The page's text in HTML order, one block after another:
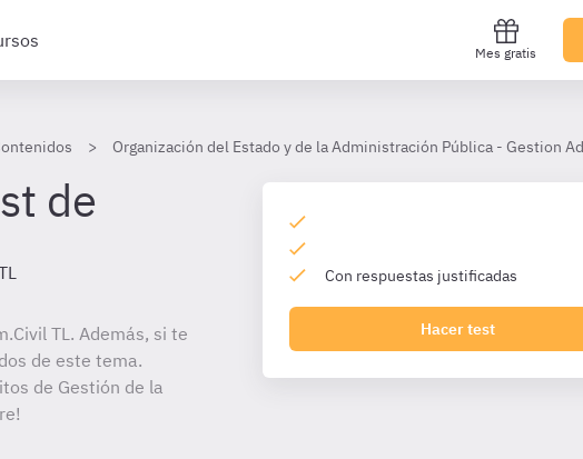
Mes gratis
Organización del Estado y de la Administración Pública - Gestion
de
TL. Además, si te
de este tema.
de Gestión de la
Con respuestas justificadas
Hacer test